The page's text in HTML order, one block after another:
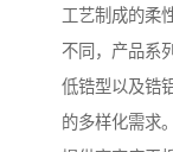
工艺制成的柔
不同，产品系
低锆型以及锆
的多样化需求